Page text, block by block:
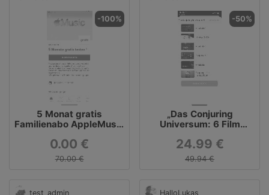
-100%
5 Monat gratis
Familienabo AppleMusic
0.00 €
70.00 €
-50%
‎„Das Conjuring
Universum: 6 Film
24.99 €
49.94 €
test_admin
HalloLukas